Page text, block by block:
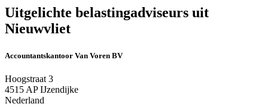
Uitgelichte belastingadviseurs uit
Nieuwvliet
Accountantskantoor Van Voren BV
Hoogstraat 3
4515 AP IJzendijke
Nederland